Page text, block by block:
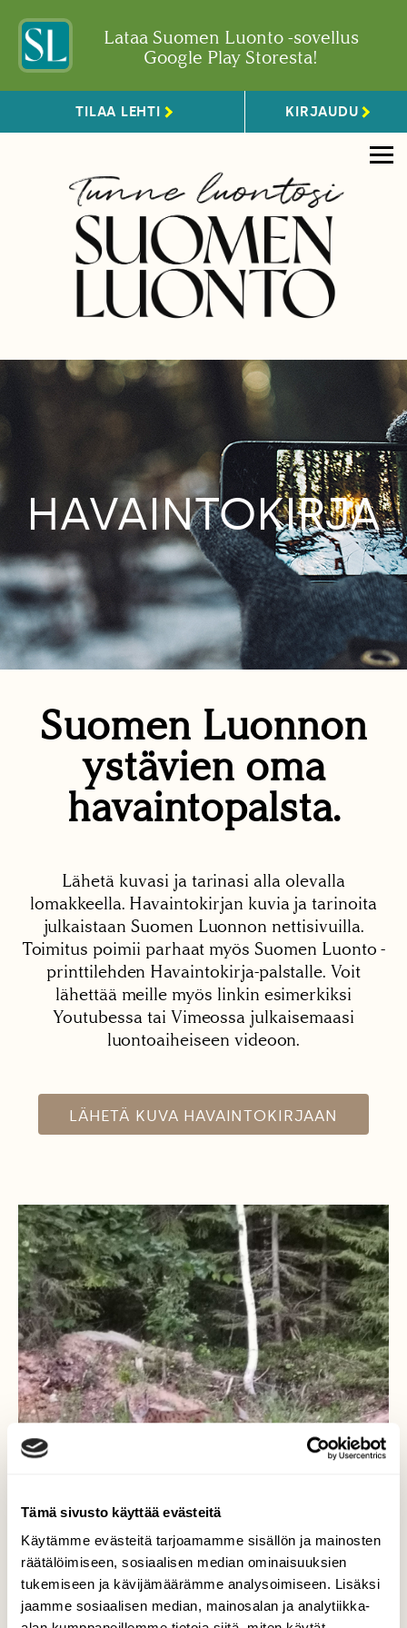
Tämä sivusto käyttää evästeitä
Käytämme evästeitä tarjoamamme sisällön ja mainosten
räätälöimiseen, sosiaalisen median ominaisuuksien
tukemiseen ja kävijämäärämme analysoimiseen. Lisäksi
jaamme sosiaalisen median, mainosalan ja analytiikka-
Lataa Suomen Luonto -sovellus
Google Play Storesta!
TILAA LEHTI KIRJAUDU
HAVAINTOKIRJA
Suomen Luonnon
ystävien oma
havaintopalsta.
Lähetä kuvasi ja tarinasi alla olevalla
lomakkeella. Havaintokirjan kuvia ja tarinoita
julkaistaan Suomen Luonnon nettisivuilla.
Toimitus poimii parhaat myös Suomen Luonto -
printtilehden Havaintokirja-palstalle. Voit
lähettää meille myös linkin esimerkiksi
Youtubessa tai Vimeossa julkaisemaasi
luontoaiheiseen videoon.
LÄHETÄ KUVA HAVAINTOKIRJAAN